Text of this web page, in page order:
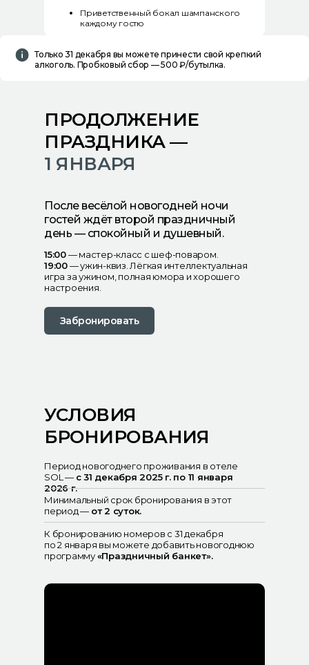
Приветственный бокал шампанского
каждому гостю
Только 31 декабря вы можете принести свой крепкий
алкоголь. Пробковый сбор — 500 ₽/бутылка.
15:00— мастер-класс с шеф-поваром.
19:00— ужин-квиз. Лёгкая интеллектуальная
игра за ужином, полная юмора и хорошего
настроения.
После весёлой новогодней ночи
гостей ждёт второй праздничный
день — спокойный и душевный.
ПРОДОЛЖЕНИЕ
ПРАЗДНИКА —
1 ЯНВАРЯ
Забронировать
Минимальный срок бронирования в этот
период — от 2 суток.
К бронированию номеров с 31 декабря
по 2 января вы можете добавить новогоднюю
программу«Праздничный банкет».
Период новогоднего проживания в отеле
SOL — с 31 декабря 2025 г. по 11 января
2026 г.
УСЛОВИЯ
БРОНИРОВАНИЯ